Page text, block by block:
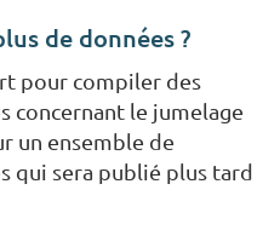
de données ?
pour compiler des
concernant le jumelage
un ensemble de
qui sera publié plus tard